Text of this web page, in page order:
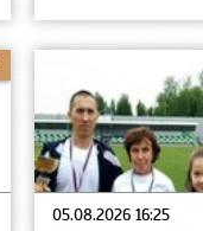
05.08.2026 16:25